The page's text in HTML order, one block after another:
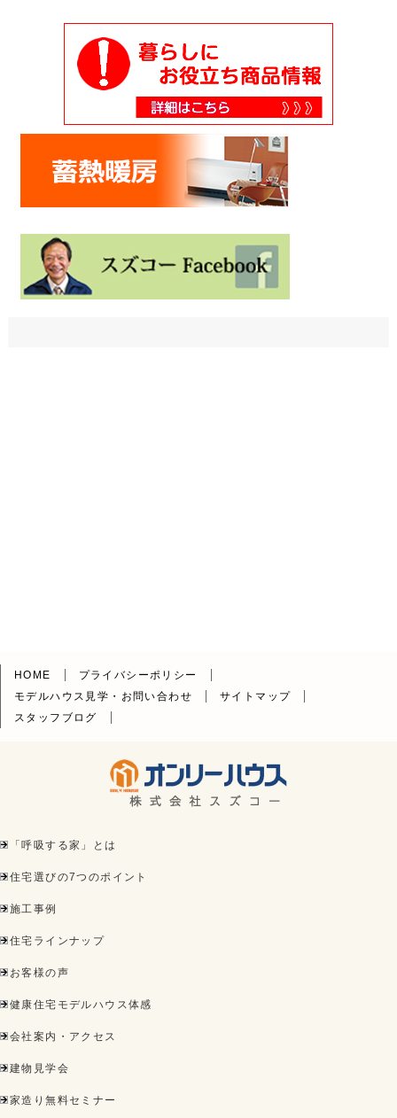
HOME
プライバシーポリシー
モデルハウス見学・お問い合わせ
サイトマップ
スタッフブログ
「呼吸する家」とは
住宅選びの7つのポイント
施工事例
住宅ラインナップ
お客様の声
健康住宅モデルハウス体感
会社案内・アクセス
建物見学会
家造り無料セミナー